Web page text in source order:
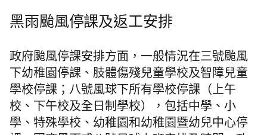
黑雨颱風停課及返工安排
政府颱風停課安排方面，一般情況在三號颱風
下幼稚園停課、肢體傷殘兒童學校及智障兒童
學校停課；八號風球下所有學校停課（上午
校、下午校及全日制學校），包括中學、小
學、特殊學校、幼稚園和幼稚園暨幼兒中心停